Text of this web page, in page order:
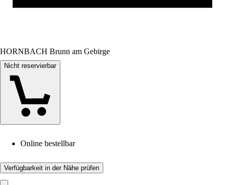
HORNBACH Brunn am Gebirge
Nicht reservierbar
Online bestellbar
Verfügbarkeit in der Nähe prüfen